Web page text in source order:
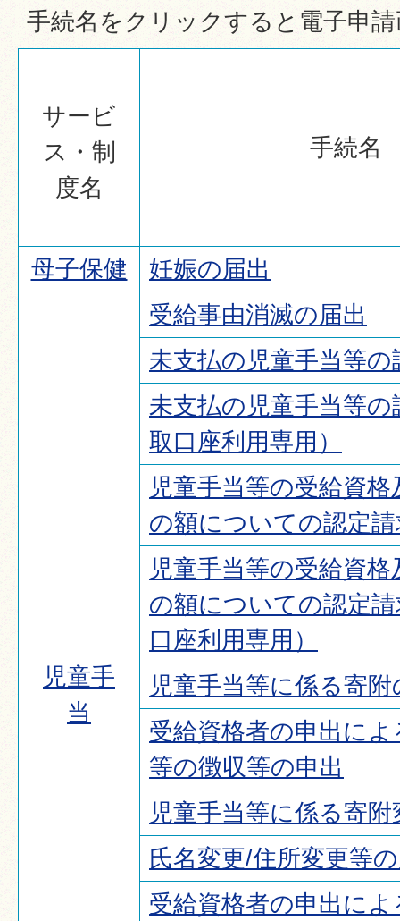
手続名をクリックすると電子申
サービ
ス・制
度名
手続名
母子保健 妊娠の届出
児童手
当
受給事由消滅の届出
未支払の児童手当等の
未支払の児童手当等の
取口座利用専用）
児童手当等の受給資
の額についての認定
児童手当等の受給資
の額についての認定
口座利用専用）
児童手当等に係る寄附
受給資格者の申出に
等の徴収等の申出
児童手当等に係る寄
氏名変更/住所変更等
受給資格者の申出に